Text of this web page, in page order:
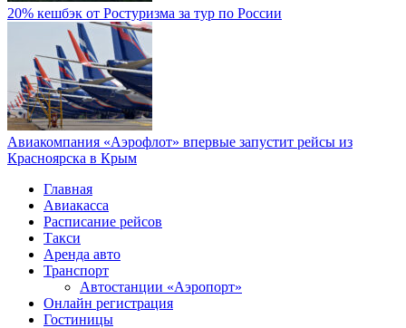
20% кешбэк от Ростуризма за тур по России
Авиакомпания «Аэрофлот» впервые запустит рейсы из
Красноярска в Крым
Главная
Авиакасса
Расписание рейсов
Такси
Аренда авто
Транспорт
Автостанции «Аэропорт»
Онлайн регистрация
Гостиницы